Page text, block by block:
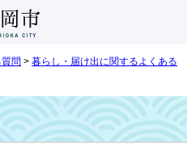
問 > 暮らし・届け出に関するよくある